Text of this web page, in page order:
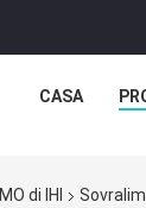
CASA
di IHI